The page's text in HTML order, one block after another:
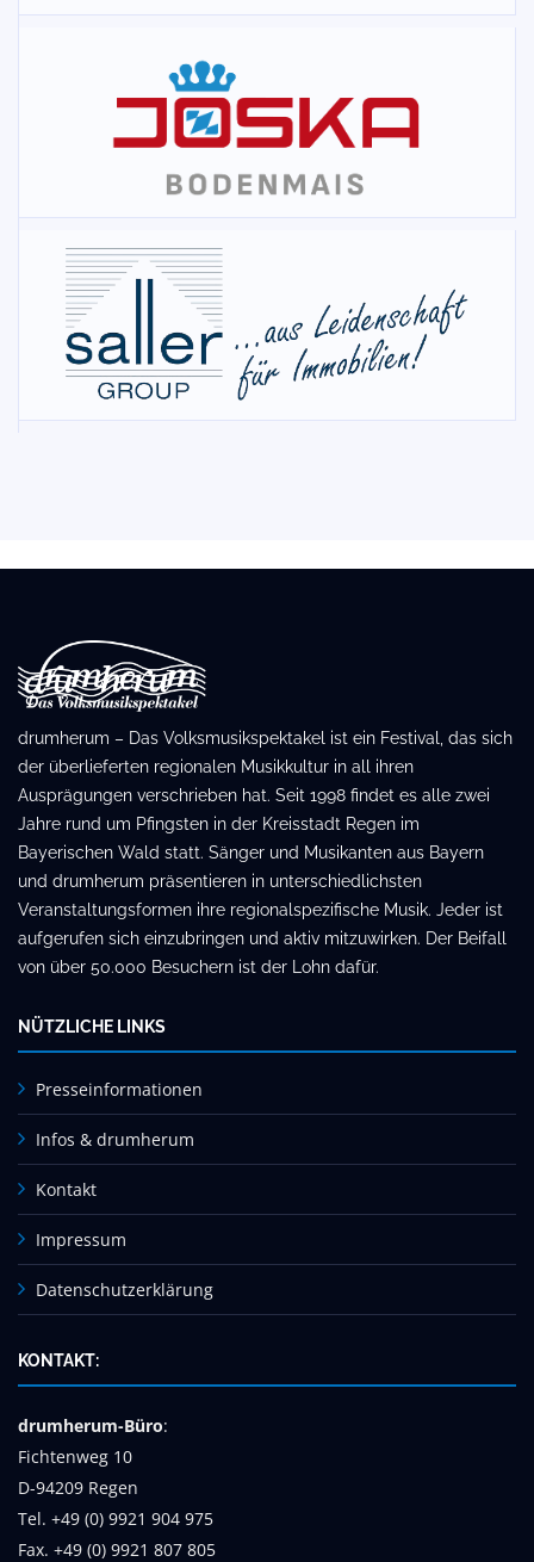
drumherum – Das Volksmusikspektakel ist ein Festival, das sich
der überlieferten regionalen Musikkultur in all ihren
Ausprägungen verschrieben hat. Seit 1998 findet es alle zwei
Jahre rund um Pfingsten in der Kreisstadt Regen im
Bayerischen Wald statt. Sänger und Musikanten aus Bayern
und drumherum präsentieren in unterschiedlichsten
Veranstaltungsformen ihre regionalspezifische Musik. Jeder ist
aufgerufen sich einzubringen und aktiv mitzuwirken. Der Beifall
von über 50.000 Besuchern ist der Lohn dafür.
NÜTZLICHE LINKS
Presseinformationen
Infos & drumherum
Kontakt
Impressum
Datenschutzerklärung
KONTAKT:
drumherum-Büro:
Fichtenweg 10
D-94209 Regen
Tel. +49 (0) 9921 904 975
Fax. +49 (0) 9921 807 805